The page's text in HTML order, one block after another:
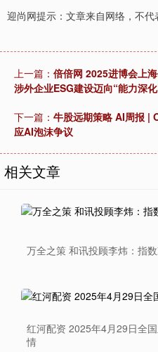
迎尚网提示：文章来自网络，不代
上一篇： 倍倍网 2025进博会上
涉外企业ESG建设迈向“能力深
下一篇： 牛股远期策略 AI周报 |
应AI泡沫争议
相关文章
万全之策 和讯投顾李炜：指
红河配资 2025年4月29日全
情